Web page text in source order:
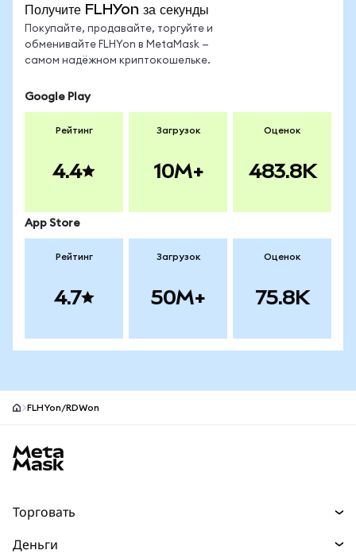
Получите FLHYon за секунды
Покупайте, продавайте, торгуйте и
обменивайте FLHYon в MetaMask —
самом надёжном криптокошельке.
Google Play
Рейтинг
4.4
Загрузок
10M+
Оценок
483.8K
App Store
Рейтинг
4.7
Загрузок
50M+
Оценок
75.8K
FLHYon/RDWon
Торговать
Деньги